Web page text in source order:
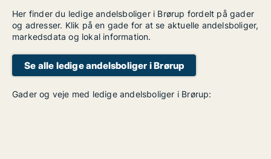
Her finder du ledige andelsboliger i Brørup fordelt på gader
og adresser. Klik på en gade for at se aktuelle andelsboliger,
markedsdata og lokal information.
Se alle ledige andelsboliger i Brørup
Gader og veje med ledige andelsboliger i Brørup: